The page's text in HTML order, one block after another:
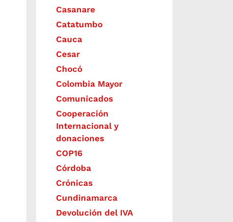
Casanare
Catatumbo
Cauca
Cesar
Chocó
Colombia Mayor
Comunicados
Cooperación
Internacional y
donaciones
COP16
Córdoba
Crónicas
Cundinamarca
Devolución del IVA